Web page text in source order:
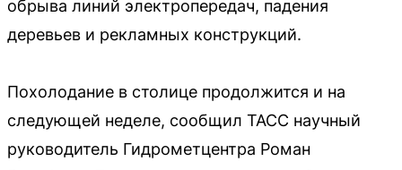
обрыва линий электропередач, падения
деревьев и рекламных конструкций.
Похолодание в столице продолжится и на
следующей неделе, сообщил ТАСС научный
руководитель Гидрометцентра Роман